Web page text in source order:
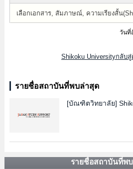
เลือกเอกสาร, สัมภาษณ์, ความเรียงสั้น
วันที่
Shikoku Universityกลับ
รายชื่อสถาบันที่พบล่าสุด
[บัณฑิตวิทยาลัย]
รายชื่อสถาบันที่พ